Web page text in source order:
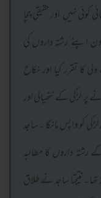
نہیں اور حقیقی چچا
اپنے رشتہ داروں کی
کا تقرر کیا اور نکاح
پر لڑکی کے ننھیالی اور
کو واپس مانگا ۔ساجد
رشتہ داروں کا مطالبہ
۔نتیجتاً ساجد نے طلاق